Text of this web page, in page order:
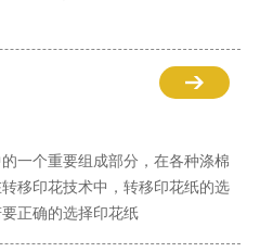
一个重要组成部分，在各种涤棉
移印花技术中，转移印花纸的选
正确的选择印花纸